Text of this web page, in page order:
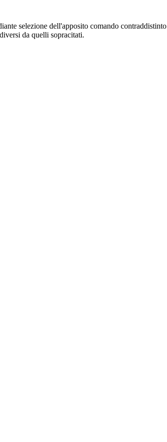
selezione dell'apposito comando
da quelli sopracitati.